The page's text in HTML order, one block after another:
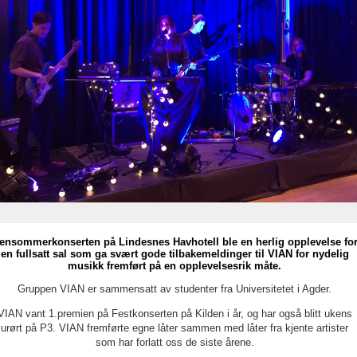
på Lindesnes Havhotell ble en herlig opplevelse for
en fullsatt sal som ga svært gode tilbakemeldinger til VIAN for nydelig
musikk fremført på en opplevelsesrik måte.
Gruppen VIAN er sammensatt av studenter fra Universitetet i Agder.
vant 1.premien på Festkonserten på Kilden i år, og har også blitt ukens
urørt på P3. VIAN fremførte egne låter sammen med låter fra kjente artister
som har forlatt oss de siste årene.